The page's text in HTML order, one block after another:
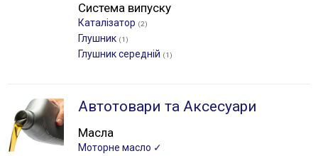
Система випуску
Каталізатор (2)
Глушник (1)
Глушник середній (1)
Автотовари та Аксесуари
Масла
Моторне масло ✓